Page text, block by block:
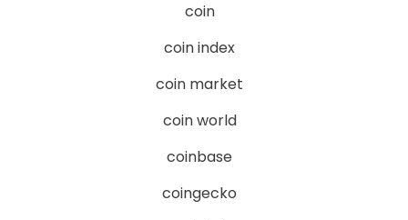
coin
coin index
coin market
coin world
coinbase
coingecko